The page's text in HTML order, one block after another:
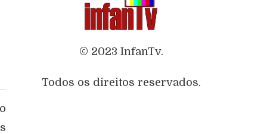
© 2023 InfanTv.
Todos os direitos reservados.